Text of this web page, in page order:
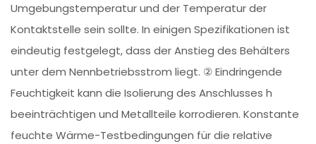
Umgebungstemperatur und der Temperatur der
Kontaktstelle sein sollte. In einigen Spezifikationen ist
eindeutig festgelegt, dass der Anstieg des Behälters
unter dem Nennbetriebsstrom liegt. ② Eindringende
Feuchtigkeit kann die Isolierung des Anschlusses h
beeinträchtigen und Metallteile korrodieren. Konstante
feuchte Wärme-Testbedingungen für die relative